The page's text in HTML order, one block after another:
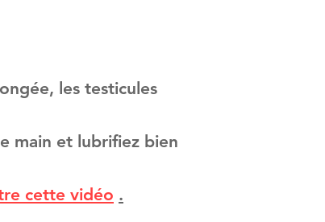
les testicules
main et lubrifiez bien
cette vidéo .